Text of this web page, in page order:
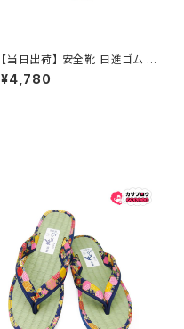
【当日出荷】 安全靴 日進ゴム H
yperV ハイパーV セーフティー
シューズ 安全スニーカー 鋼製
¥4,780